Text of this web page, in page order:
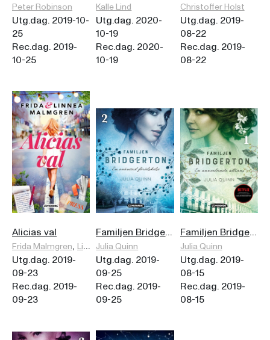
Peter Robinson
Utg.dag. 2019-10-
25
Rec.dag. 2019-
10-25
Kalle Lind
Utg.dag. 2020-
10-19
Rec.dag. 2020-
10-19
Christoffer Holst
Utg.dag. 2019-
08-22
Rec.dag. 2019-
08-22
Alicias val
Frida Malmgren, Linnea Malmgren
Utg.dag. 2019-
09-23
Rec.dag. 2019-
09-23
Familjen Bridgerton. En oväntad förälskelse
Julia Quinn
Utg.dag. 2019-
09-25
Rec.dag. 2019-
09-25
Familjen Bridgerton. En annorlunda allians
Julia Quinn
Utg.dag. 2019-
08-15
Rec.dag. 2019-
08-15